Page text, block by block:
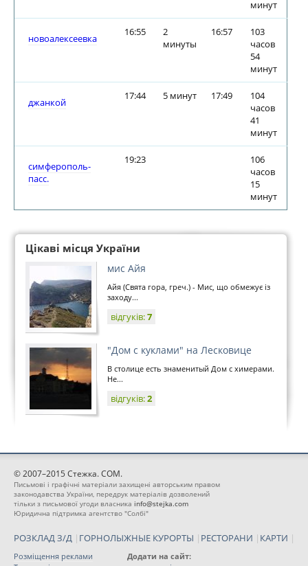
минут
новоалексеевка
16:55
2
минуты
16:57
103
часов
54
минут
джанкой
17:44 5 минут 17:49
104
часов
41
минут
симферополь-
пасс.
19:23
106
часов
15
минут
Цікаві місця України
мис Айя
Айя (Свята гора, греч.) - Мис, що обмежує із
заходу...
відгуків:7
"Дом с куклами" на Лесковице
В столице есть знаменитый Дом с химерами.
Не...
відгуків:2
© 2007–2015 Стежка. COM.
Письмові і графічні матеріали захищені авторським правом
законодавства України, передрук матеріалів дозволений
тільки з письмової угоди власника info@stejka.com
Юридична підтримка агентство "Солбі"
РОЗКЛАД З/Д | ГОРНОЛЫЖНЫЕ КУРОРТЫ | РЕСТОРАНИ | КАРТИ |
Розміщення реклами
Додати на сайт: